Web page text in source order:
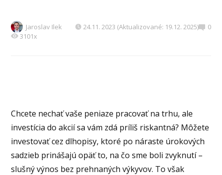
Jaroslav Ilek 24.11. 2023 (Aktualizované: 19.12. 2025)
0
3101x
Chcete nechať vaše peniaze pracovať na trhu, ale
investícia do akcií sa vám zdá príliš riskantná? Môžete
investovať cez dlhopisy, ktoré po náraste úrokových
sadzieb prinášajú opäť to, na čo sme boli zvyknutí –
slušný výnos bez prehnaných výkyvov. To však